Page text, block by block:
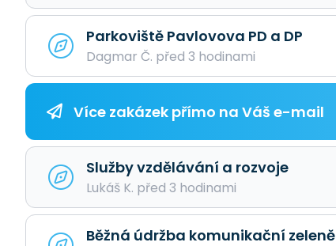
Parkoviště Pavlovova PD a DP
Dagmar Č. před 3 hodinami
Více zakázek přímo na Váš e-mail
Služby vzdělávání a rozvoje
Lukáš K. před 3 hodinami
Běžná údržba komunikační zeleně